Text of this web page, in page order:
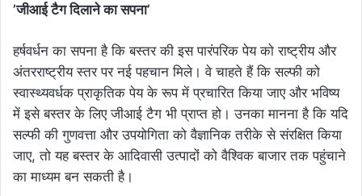
’जीआई टैग दिलाने का सपना’
हर्षवर्धन का सपना है कि बस्तर की इस पारंपरिक पेय को राष्ट्रीय और
अंतरराष्ट्रीय स्तर पर नई पहचान मिले। वे चाहते हैं कि सल्फी को
स्वास्थ्यवर्धक प्राकृतिक पेय के रूप में प्रचारित किया जाए और भविष्य
में इसे बस्तर के लिए जीआई टैग भी प्राप्त हो। उनका मानना है कि यदि
सल्फी की गुणवत्ता और उपयोगिता को वैज्ञानिक तरीके से संरक्षित किया
जाए, तो यह बस्तर के आदिवासी उत्पादों को वैश्विक बाजार तक पहुंचाने
का माध्यम बन सकती है।